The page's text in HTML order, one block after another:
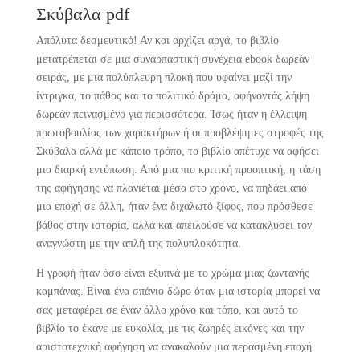
Σκύβαλα pdf
Απόλυτα δεσμευτικό! Αν και αρχίζει αργά, το βιβλίο
μετατρέπεται σε μια συναρπαστική συνέχεια ebook δωρεάν
σειράς, με μια πολύπλευρη πλοκή που υφαίνει μαζί την
ίντριγκα, το πάθος και το πολιτικό δράμα, αφήνοντάς λήψη
δωρεάν πεινασμένο για περισσότερα. Ίσως ήταν η έλλειψη
πρωτοβουλίας των χαρακτήρων ή οι προβλέψιμες στροφές της
Σκύβαλα αλλά με κάποιο τρόπο, το βιβλίο απέτυχε να αφήσει
μια διαρκή εντύπωση. Από μια πιο κριτική προοπτική, η τάση
της αφήγησης να πλανιέται μέσα στο χρόνο, να πηδάει από
μια εποχή σε άλλη, ήταν ένα διχαλωτό ξίφος, που πρόσθεσε
βάθος στην ιστορία, αλλά και απειλούσε να κατακλύσει τον
αναγνώστη με την απλή της πολυπλοκότητα.
Η γραφή ήταν όσο είναι εξυπνά με το χρώμα μιας ζωντανής
καμπάνας. Είναι ένα σπάνιο δώρο όταν μια ιστορία μπορεί να
σας μεταφέρει σε έναν άλλο χρόνο και τόπο, και αυτό το
βιβλίο το έκανε με ευκολία, με τις ζωηρές εικόνες και την
αριστοτεχνική αφήγηση να ανακαλούν μια περασμένη εποχή.